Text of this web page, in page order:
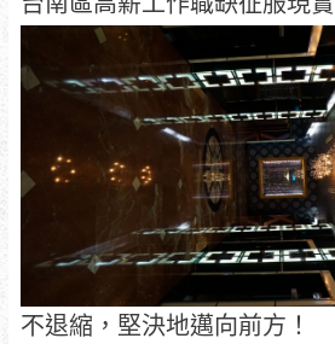
不退縮，堅決地邁向前方！